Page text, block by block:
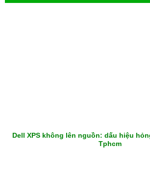
Dell XPS không lên nguồn: dấu hiệu
Tphcm